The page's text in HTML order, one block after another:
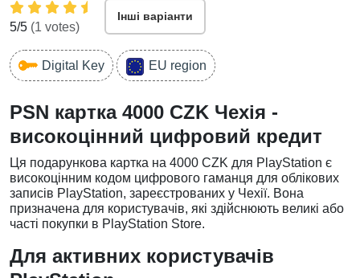
5/5 (1 votes)
Інші варіанти
Digital Key EU region
PSN картка 4000 CZK Чехія -
високоцінний цифровий кредит
Ця подарункова картка на 4000 CZK для PlayStation є
високоцінним кодом цифрового гаманця для облікових
записів PlayStation, зареєстрованих у Чехії. Вона
призначена для користувачів, які здійснюють великі або
часті покупки в PlayStation Store.
Для активних користувачів